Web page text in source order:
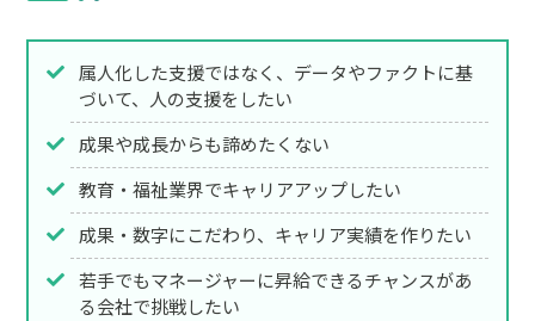
属人化した支援ではなく、データやファクトに基
づいて、人の支援をしたい
成果や成長からも諦めたくない
教育・福祉業界でキャリアアップしたい
成果・数字にこだわり、キャリア実績を作りたい
若手でもマネージャーに昇給できるチャンスがあ
る会社で挑戦したい